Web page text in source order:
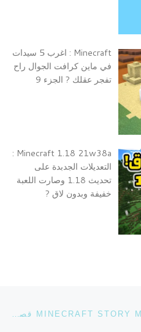
Minecraft : اغرب 5 سيدات
في ماين كرافت الجوال راح
تفجر عقلك ? الجزء 9
Minecraft 1.18 21w38a :
التعديلات الجدبدة على
تحديث 1.18 وصارت اللعبة
خفيفة وبدون لاق ?